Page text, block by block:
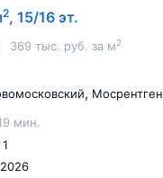
2, 15/16 эт.
369 тыс. руб. за м2
, Мосрентген
мин.